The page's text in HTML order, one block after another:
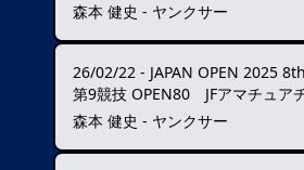
森本 健史 - ヤンクサー
26/02/22 - JAPAN OPEN 2025 8th
第9競技 OPEN80 JFアマチュア
森本 健史 - ヤンクサー